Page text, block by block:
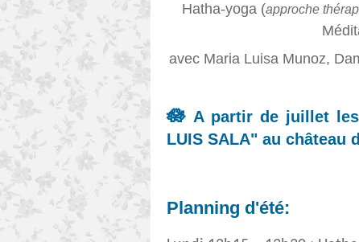
Hatha-yoga (approche
avec Maria Luisa Munoz,
🪷 A partir de juillet
LUIS SALA" au château
Planning d'été: